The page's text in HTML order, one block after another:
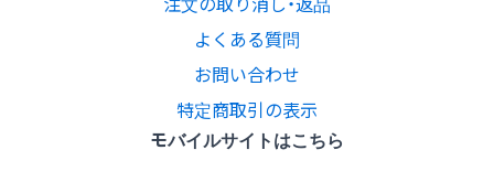
よくある質問
お問い合わせ
特定商取引の表示
モバイルサイトはこちら